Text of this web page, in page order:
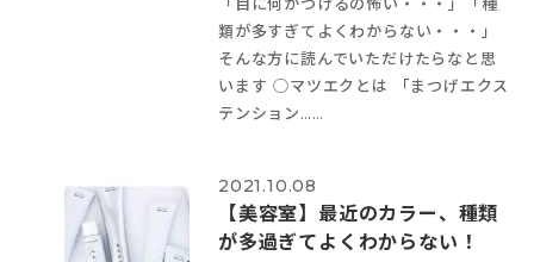
類が多すぎてよくわからない・・・」
そんな方に読んでいただけたらなと思
います ◯マツエクとは 「まつげエクス
テンション……
2021.10.08
【美容室】最近のカラー、種類
が多過ぎてよくわからない！